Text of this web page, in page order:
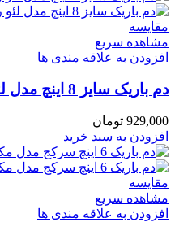
مقایسه
مشاهده سریع
افزودن به علاقه مندی ها
دم باریک سایز 8 اینچ مدل لئو رونیکس کد RH-1328
929,000 تومان
افزودن به سبد خرید
مقایسه
مشاهده سریع
افزودن به علاقه مندی ها